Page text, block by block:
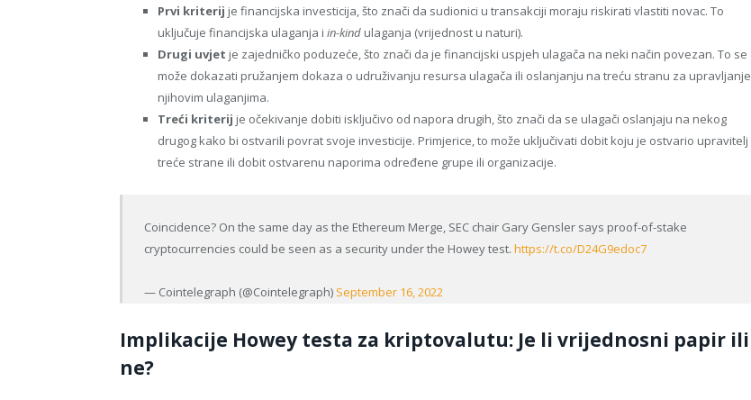
Prvi kriterij je financijska investicija, što znači da sudionici u transakciji moraju riskirati vlastiti novac. To
uključuje financijska ulaganja i in-kind ulaganja (vrijednost u naturi).
Drugi uvjet je zajedničko poduzeće, što znači da je financijski uspjeh ulagača na neki način povezan. To se
može dokazati pružanjem dokaza o udruživanju resursa ulagača ili oslanjanju na treću stranu za upravljanje
njihovim ulaganjima.
Treći kriterij je očekivanje dobiti isključivo od napora drugih, što znači da se ulagači oslanjaju na nekog
drugog kako bi ostvarili povrat svoje investicije. Primjerice, to može uključivati dobit koju je ostvario upravitelj
treće strane ili dobit ostvarenu naporima određene grupe ili organizacije.
Coincidence? On the same day as the Ethereum Merge, SEC chair Gary Gensler says proof-of-stake
cryptocurrencies could be seen as a security under the Howey test.https://t.co/D24G9edoc7
— Cointelegraph (@Cointelegraph) September 16, 2022
Implikacije Howey testa za kriptovalutu: Je li vrijednosni papir ili
ne?